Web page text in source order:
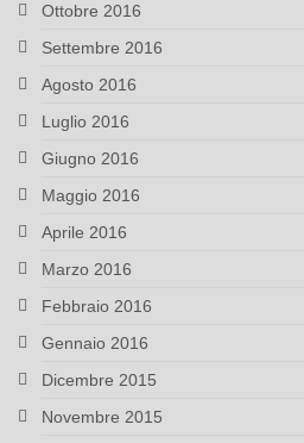
Ottobre 2016
Settembre 2016
Agosto 2016
Luglio 2016
Giugno 2016
Maggio 2016
Aprile 2016
Marzo 2016
Febbraio 2016
Gennaio 2016
Dicembre 2015
Novembre 2015